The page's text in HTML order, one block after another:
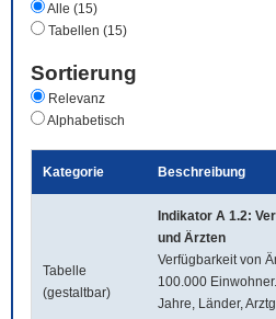
Alle (15)
Tabellen (15)
Sortierung
Relevanz
Alphabetisch
Kategorie Beschreibung
Tabelle
(gestaltbar)
Indikator A 1.2:
und Ärzten
Verfügbarkeit von
100.000
Jahre, Länder,